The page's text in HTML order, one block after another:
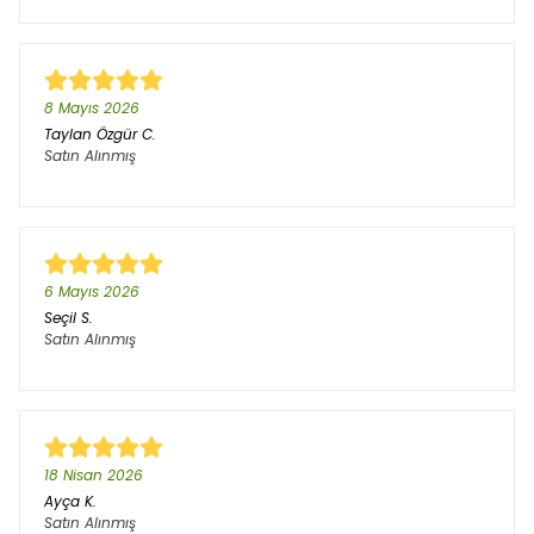
8 Mayıs 2026
Taylan Özgür C.
Satın Alınmış
6 Mayıs 2026
Seçil S.
Satın Alınmış
18 Nisan 2026
Ayça K.
Satın Alınmış